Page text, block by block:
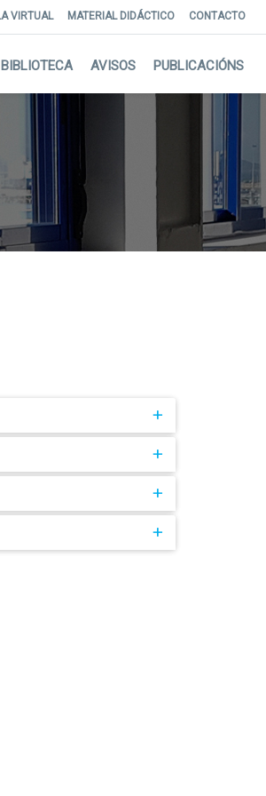
CONTACTO
MATERIAL DIDÁCTICO
VIRTUAL
BIBLIOTECA AVISOS PUBLICACIÓNS